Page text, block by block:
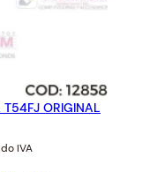
T54FJ ORIGINAL
IVA